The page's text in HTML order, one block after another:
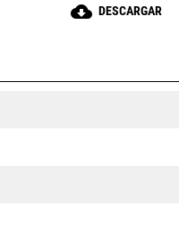
cloud_download DESCARGAR